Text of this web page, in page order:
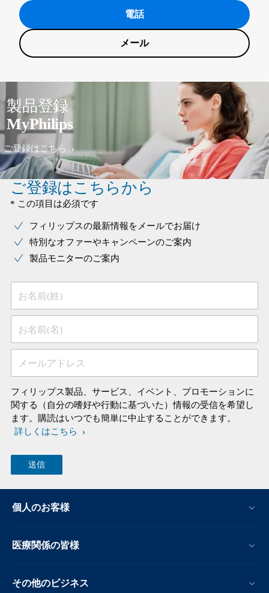
電話
メール
製品登録
MyPhilips
ご登録はこちら
ご登録はこちらから
* この項目は必須です
フィリップスの最新情報をメールでお届け
特別なオファーやキャンペーンのご案内
製品モニターのご案内
お名前(姓)
お名前(名)
メールアドレス
フィリップス製品、サービス、イベント、プロモーションに
関する（自分の嗜好や行動に基づいた）情報の受信を希望し
ます。購読はいつでも簡単に中止することができます。
詳しくはこちら
個人のお客様
医療関係の皆様
その他のビジネス